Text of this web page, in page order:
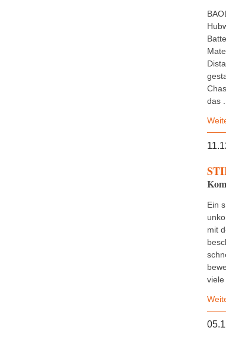
das ...
Ein
mit
viele